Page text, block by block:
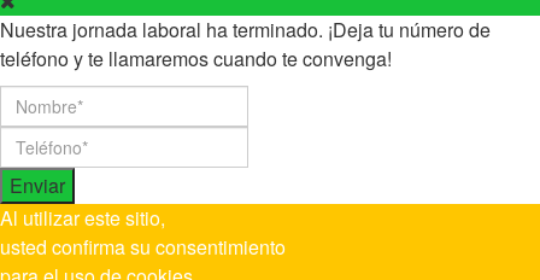
Nuestra jornada laboral ha terminado. ¡Deja tu número de
teléfono y te llamaremos cuando te convenga!
Enviar
Al utilizar este sitio,
usted confirma su consentimiento